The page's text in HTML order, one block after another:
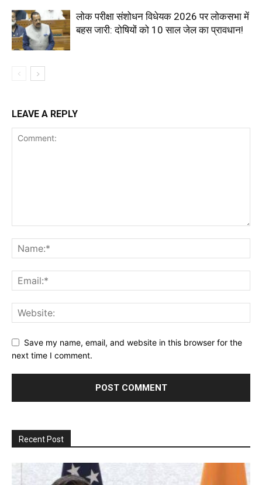
लोक परीक्षा संशोधन विधेयक 2026 पर लोकसभा में
बहस जारी: दोषियों को 10 साल जेल का प्रावधान!
LEAVE A REPLY
Save my name, email, and website in this browser for the
next time I comment.
Recent Post